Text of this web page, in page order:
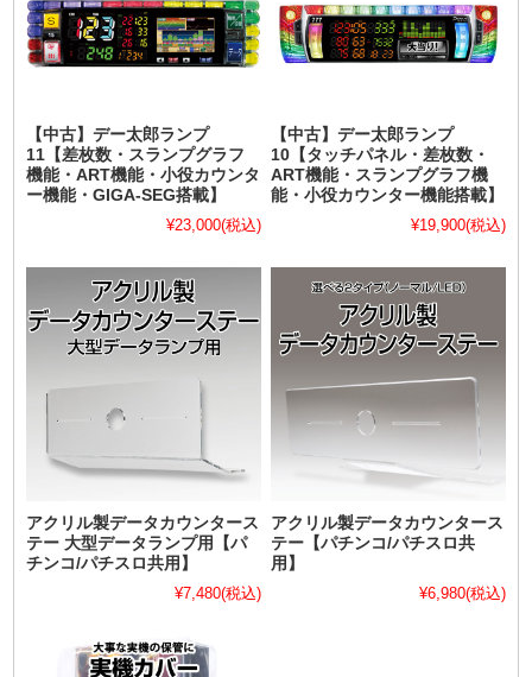
【中古】デー太郎ランプ
11【差枚数・スランプグラフ
機能・ART機能・小役カウンタ
ー機能・GIGA-SEG搭載】
¥23,000(税込)
【中古】デー太郎ランプ
10【タッチパネル・差枚数・
ART機能・スランプグラフ機
能・小役カウンター機能搭載】
¥19,900(税込)
アクリル製データカウンタース
テー 大型データランプ用【パ
チンコ/パチスロ共用】
¥7,480(税込)
アクリル製データカウンタース
テー【パチンコ/パチスロ共
用】
¥6,980(税込)